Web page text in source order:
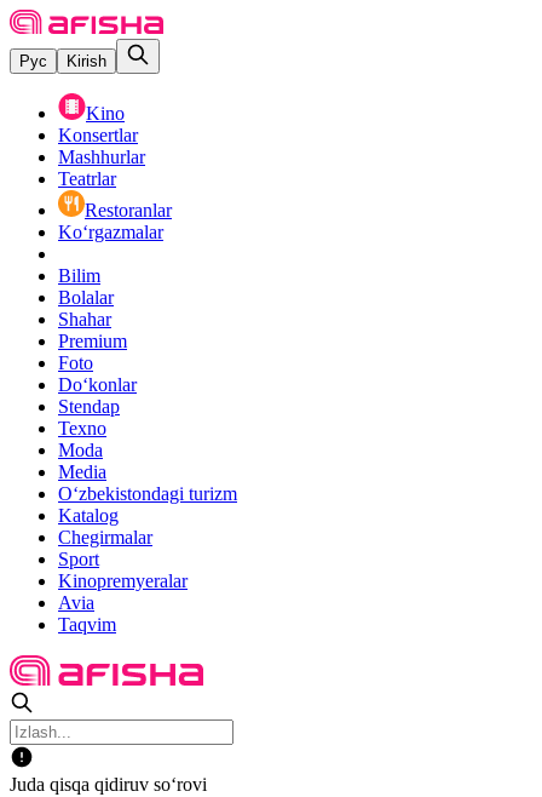
Рус Kirish
Kino
Konsertlar
Mashhurlar
Teatrlar
Restoranlar
Ko‘rgazmalar
Bilim
Bolalar
Shahar
Premium
Foto
Do‘konlar
Stendap
Texno
Moda
Media
O‘zbekistondagi turizm
Katalog
Chegirmalar
Sport
Kinopremyeralar
Avia
Taqvim
Juda qisqa qidiruv so‘rovi